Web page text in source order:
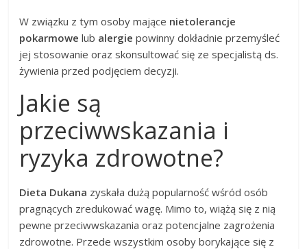
W związku z tym osoby mające nietolerancje
pokarmowe lub alergie powinny dokładnie przemyśleć
jej stosowanie oraz skonsultować się ze specjalistą ds.
żywienia przed podjęciem decyzji.
Jakie są
przeciwwskazania i
ryzyka zdrowotne?
Dieta Dukana zyskała dużą popularność wśród osób
pragnących zredukować wagę. Mimo to, wiążą się z nią
pewne przeciwwskazania oraz potencjalne zagrożenia
zdrowotne. Przede wszystkim osoby borykające się z